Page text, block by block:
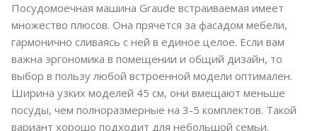
Посудомоечная машина Graude встраиваемая имеет
множество плюсов. Она прячется за фасадом мебели,
гармонично сливаясь с ней в единое целое. Если вам
важна эргономика в помещении и общий дизайн, то
выбор в пользу любой встроенной модели оптимален.
Ширина узких моделей 45 см, они вмещают меньше
посуды, чем полноразмерные на 3-5 комплектов. Такой
вариант хорошо подходит для небольшой семьи.